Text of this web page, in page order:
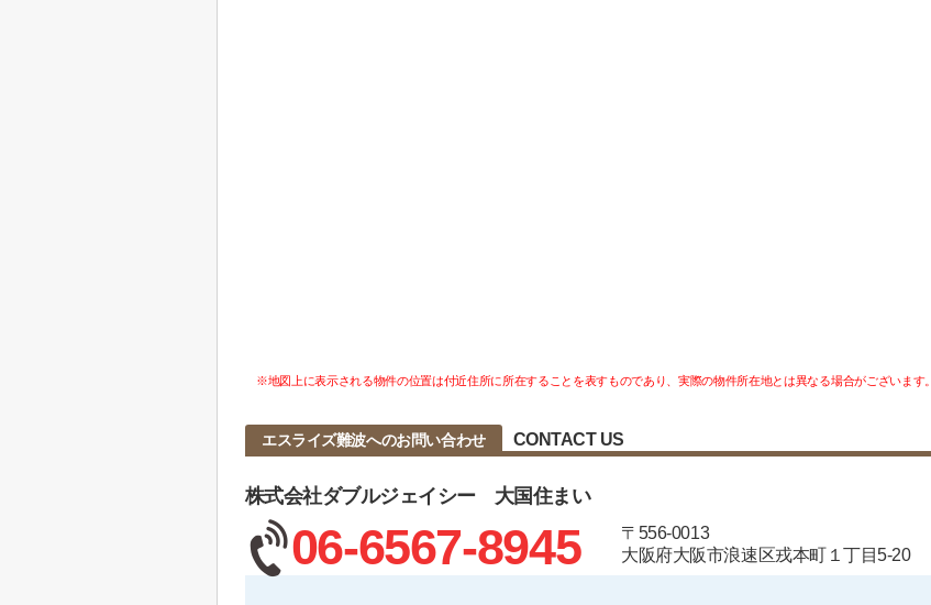
※地図上に表示される物件の位置は付近住所に所在することを表すものであり、実際の物件所在地とは異なる場合がございます。
エスライズ難波へのお問い合わせ CONTACT US
株式会社ダブルジェイシー 大国住まい
06-6567-8945
〒556-0013
大阪府大阪市浪速区戎本町１丁目5-20